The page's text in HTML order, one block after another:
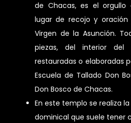
de Chacas, es el
lugar de recojo y
Virgen de la Asunción.
piezas, del interior del
restauradas o elaboradas
Escuela de Tallado Don
Don Bosco de Chacas.
En este templo se realiza
dominical que suele tener